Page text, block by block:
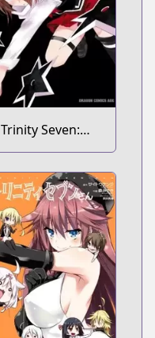
Trinity Seven:
Levi Ninden